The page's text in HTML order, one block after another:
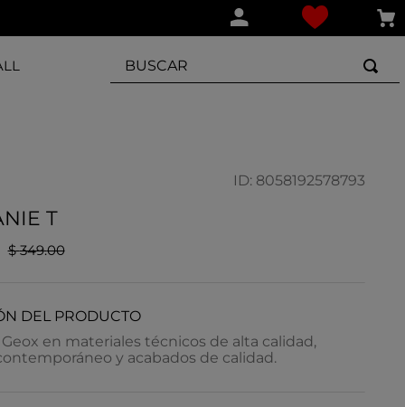
BUSCAR
ID: 8058192578793
T
$ 349.00
DEL PRODUCTO
Geox en materiales técnicos de alta calidad,
y acabados de calidad.